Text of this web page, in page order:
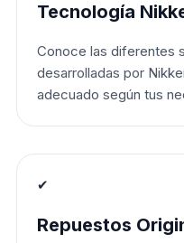
Tecnología
Conoce las diferentes
desarrolladas por
adecuado según tus
✔
Repuestos